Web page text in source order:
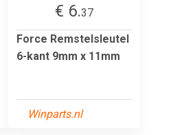
€ 6.37
Force Remstelsleutel
6-kant 9mm x 11mm
Winparts.nl